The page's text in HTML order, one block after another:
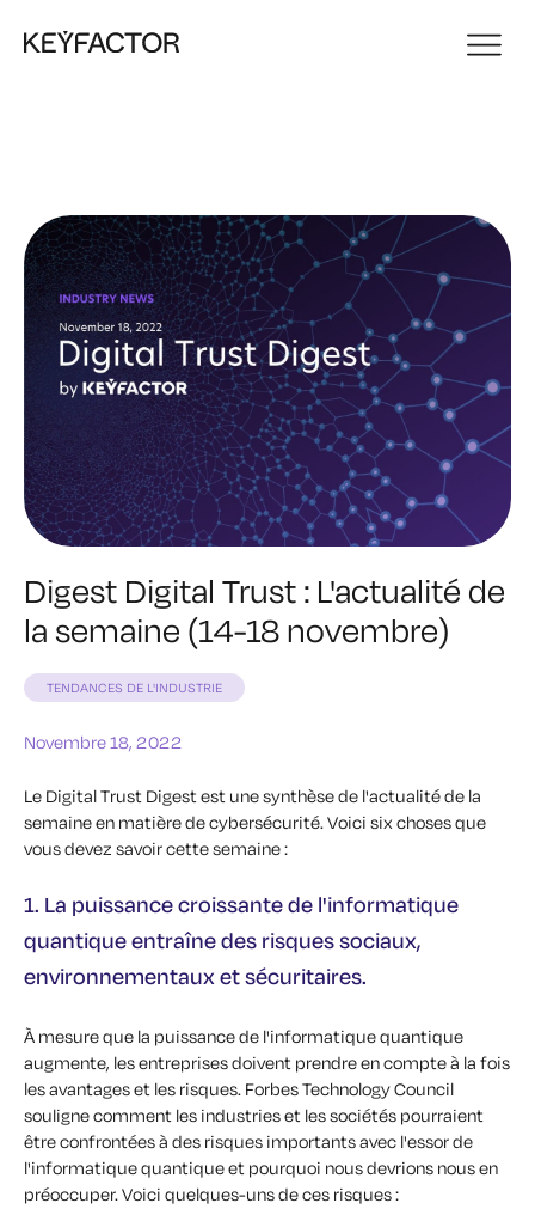
Digest Digital Trust : L'actualité de
la semaine (14-18 novembre)
TENDANCES DE L'INDUSTRIE
Novembre 18, 2022
Le Digital Trust Digest est une synthèse de l'actualité de la
semaine en matière de cybersécurité. Voici six choses que
vous devez savoir cette semaine :
1. La puissance croissante de l'informatique
quantique entraîne des risques sociaux,
environnementaux et sécuritaires.
À mesure que la puissance de l'informatique quantique
augmente, les entreprises doivent prendre en compte à la fois
les avantages et les risques. ForbesTechnology Council
souligne comment les industries et les sociétés pourraient
être confrontées à des risques importants avec l'essor de
l'informatique quantique et pourquoi nous devrions nous en
préoccuper. Voici quelques-uns de ces risques :